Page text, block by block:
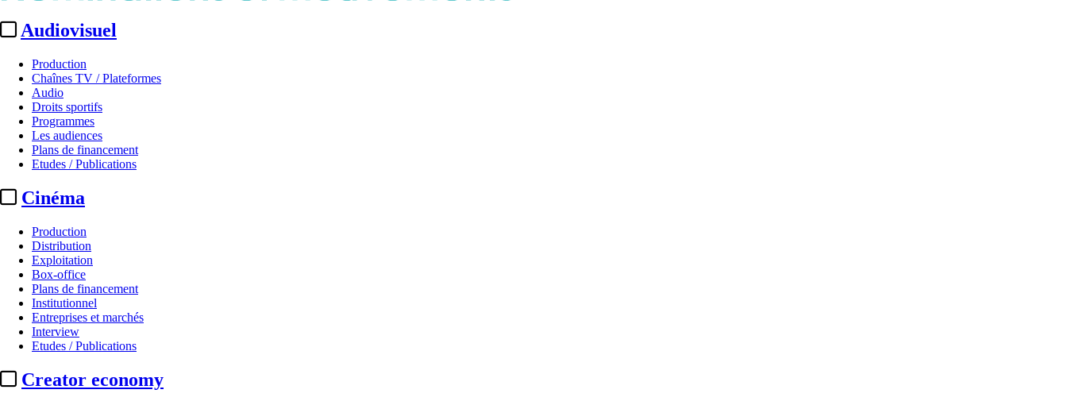
Audiovisuel
Production
Chaînes TV / Plateformes
Audio
Droits sportifs
Programmes
Les audiences
Plans de financement
Etudes / Publications
Cinéma
Production
Distribution
Exploitation
Box-office
Plans de financement
Institutionnel
Entreprises et marchés
Interview
Etudes / Publications
Creator economy